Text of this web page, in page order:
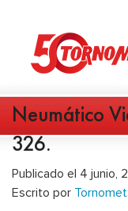
Neumático
326.
Publicado el 4 junio,
Escrito por